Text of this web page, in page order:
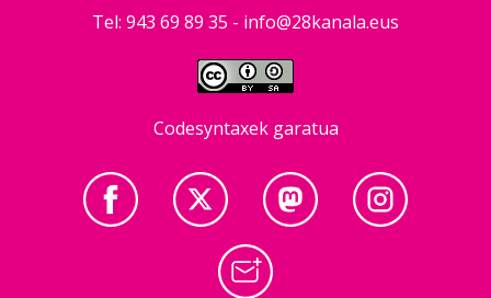
Tel: 943 69 89 35 - info@28kanala.eus
Codesyntaxek garatua